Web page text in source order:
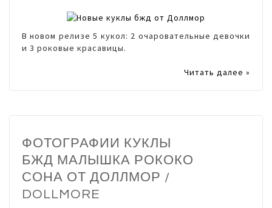
В новом релизе 5 кукол: 2 очаровательные девочки
и 3 роковые красавицы.
Читать далее »
ФОТОГРАФИИ КУКЛЫ
БЖД МАЛЫШКА РОКОКО
СОНА ОТ ДОЛЛМОР /
DOLLMORE